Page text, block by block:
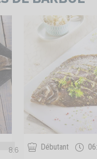
8.6 Débutant